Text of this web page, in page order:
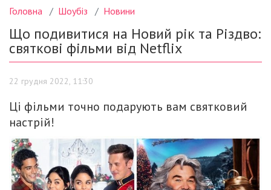
Головна Шоубіз Новини
Що подивитися на Новий рік та Різдво:
святкові фільми від Netflix
22 грудня 2022, 11:30
Ці фільми точно подарують вам святковий
настрій!